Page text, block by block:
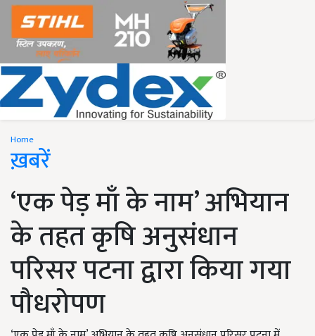
Home
ख़बरें
‘एक पेड़ माँ के नाम’ अभियान
के तहत कृषि अनुसंधान
परिसर पटना द्वारा किया गया
पौधरोपण